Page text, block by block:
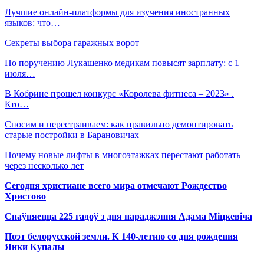
Лучшие онлайн-платформы для изучения иностранных
языков: что…
Секреты выбора гаражных ворот
По поручению Лукашенко медикам повысят зарплату: с 1
июля…
В Кобрине прошел конкурс «Королева фитнеса – 2023» .
Кто…
Сносим и перестраиваем: как правильно демонтировать
старые постройки в Барановичах
Почему новые лифты в многоэтажках перестают работать
через несколько лет
Сегодня христиане всего мира отмечают Рождество
Христово
Спаўняецца 225 гадоў з дня нараджэння Адама Міцкевіча
Поэт белорусской земли. К 140-летию со дня рождения
Янки Купалы